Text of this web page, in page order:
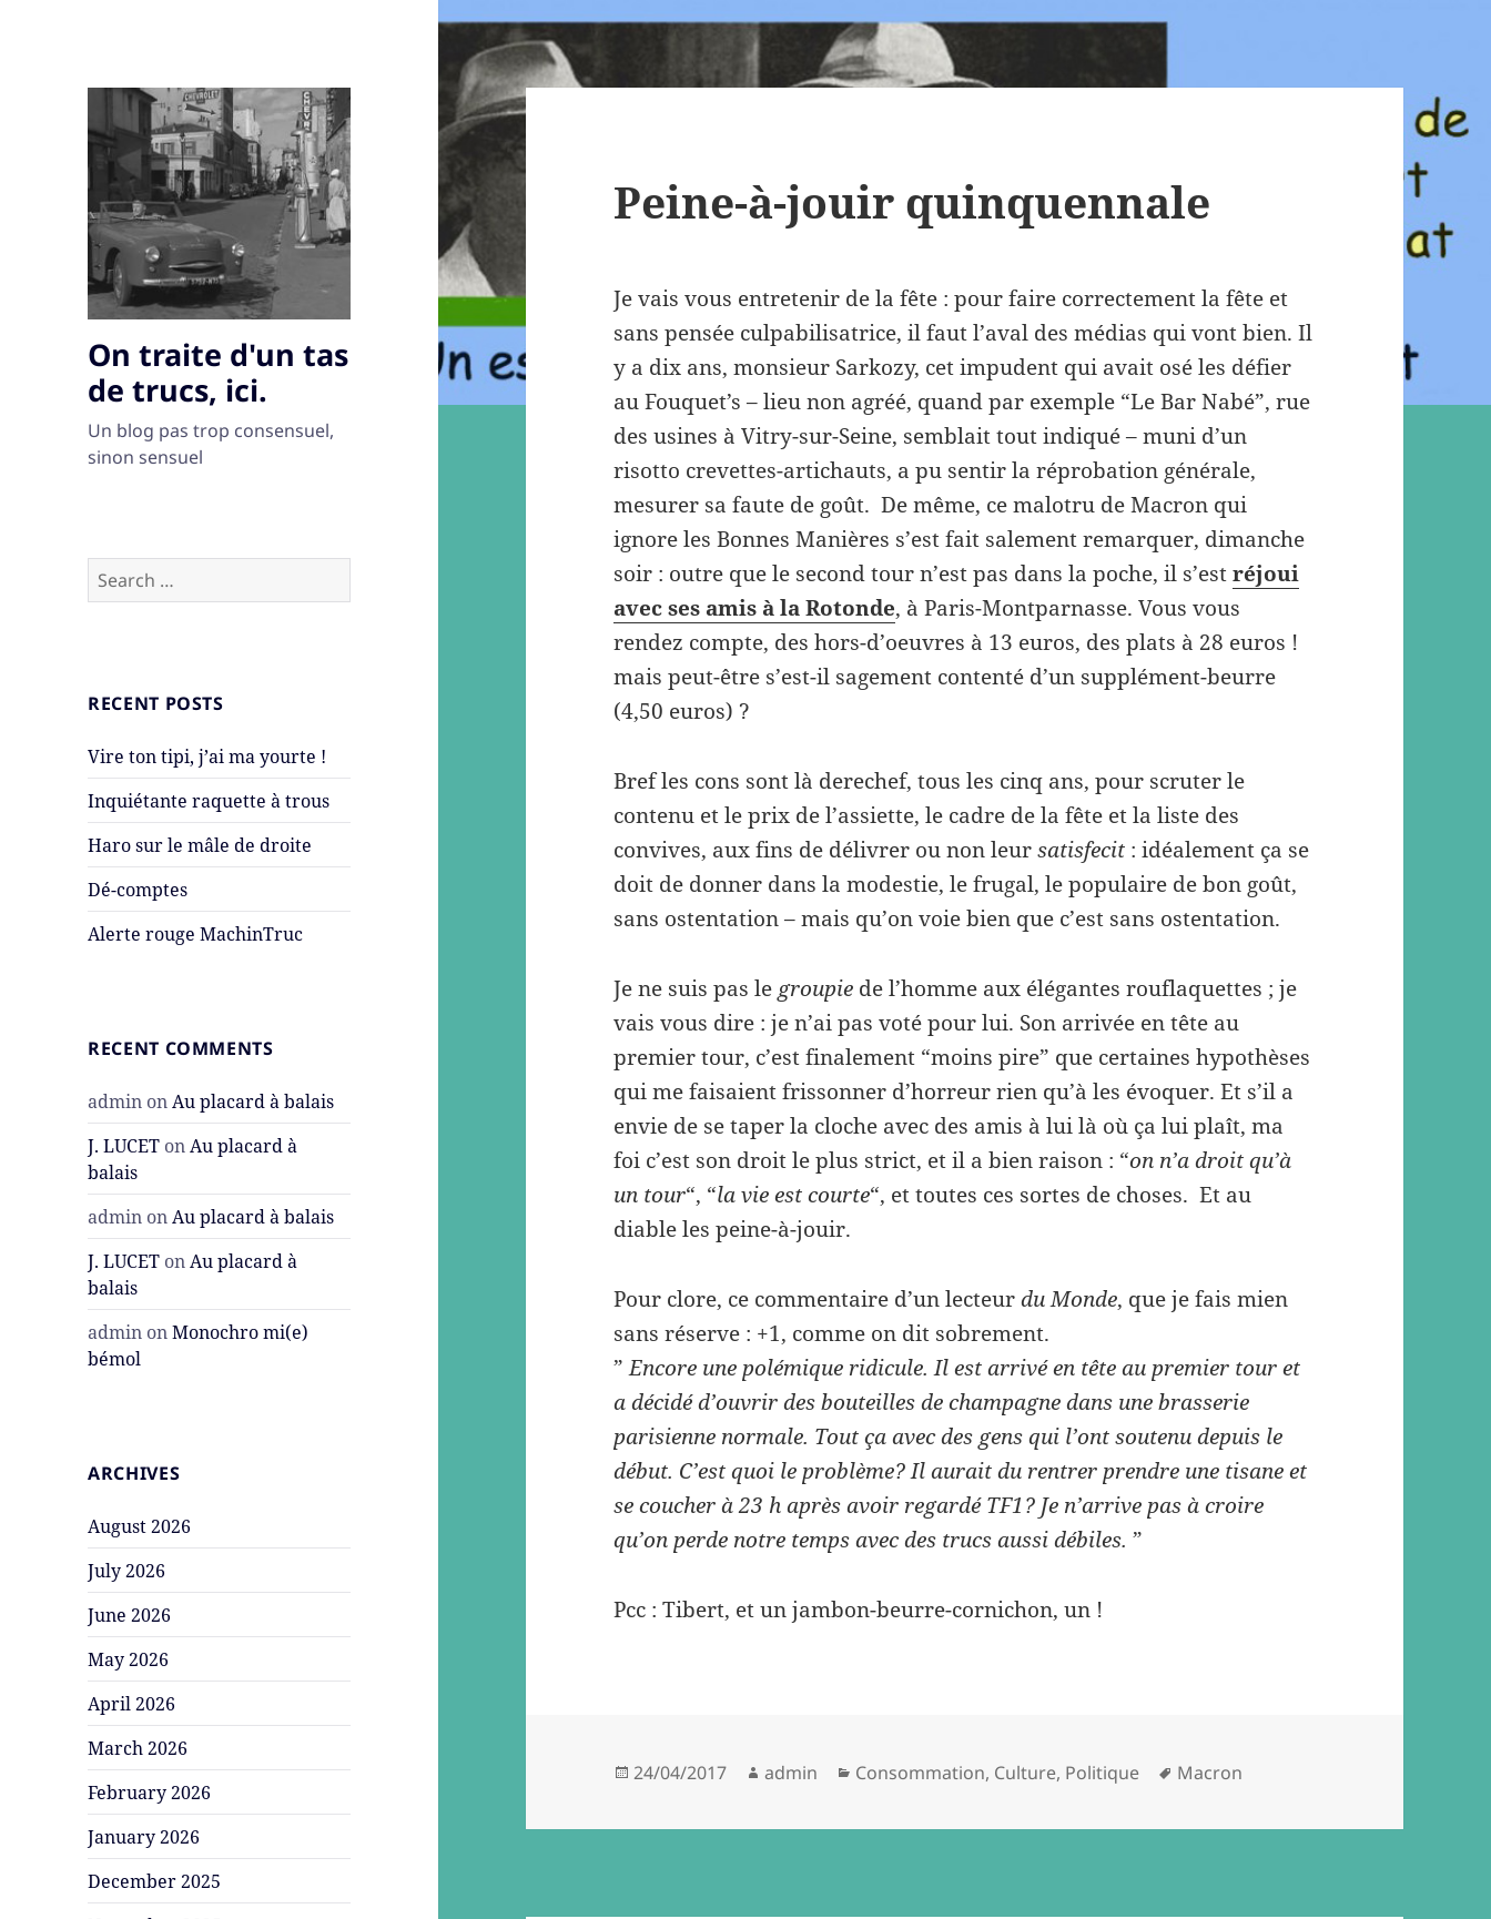
On traite d'un tas
de trucs, ici.
Un blog pas trop consensuel,
sinon sensuel
Search
for:
RECENT POSTS
Vire ton tipi, j’ai ma yourte !
Inquiétante raquette à trous
Haro sur le mâle de droite
Dé-comptes
Alerte rouge MachinTruc
RECENT COMMENTS
admin onAu placard à balais
J. LUCET onAu placard à
balais
admin onAu placard à balais
J. LUCET onAu placard à
balais
admin onMonochro mi(e)
bémol
ARCHIVES
August 2026
July 2026
June 2026
May 2026
April 2026
March 2026
February 2026
January 2026
December 2025
Peine-à-jouir quinquennale
Je vais vous entretenir de la fête : pour faire correctement la fête et
sans pensée culpabilisatrice, il faut l’aval des médias qui vont bien. Il
y a dix ans, monsieur Sarkozy, cet impudent qui avait osé les défier
au Fouquet’s – lieu non agréé, quand par exemple “Le Bar Nabé”, rue
des usines à Vitry-sur-Seine, semblait tout indiqué – muni d’un
risotto crevettes-artichauts, a pu sentir la réprobation générale,
mesurer sa faute de goût. De même, ce malotru de Macron qui
ignore les Bonnes Manières s’est fait salement remarquer, dimanche
soir : outre que le second tour n’est pas dans la poche, il s’estréjoui
avec ses amis à la Rotonde, à Paris-Montparnasse. Vous vous
rendez compte, des hors-d’oeuvres à 13 euros, des plats à 28 euros !
mais peut-être s’est-il sagement contenté d’un supplément-beurre
(4,50 euros) ?
Bref les cons sont là derechef, tous les cinq ans, pour scruter le
contenu et le prix de l’assiette, le cadre de la fête et la liste des
convives, aux fins de délivrer ou non leursatisfecit : idéalement ça se
doit de donner dans la modestie, le frugal, le populaire de bon goût,
sans ostentation – mais qu’on voie bien que c’est sans ostentation.
Je ne suis pas le groupie de l’homme aux élégantes rouflaquettes ; je
vais vous dire : je n’ai pas voté pour lui. Son arrivée en tête au
premier tour, c’est finalement “moins pire” que certaines hypothèses
qui me faisaient frissonner d’horreur rien qu’à les évoquer. Et s’il a
envie de se taper la cloche avec des amis à lui là où ça lui plaît, ma
foi c’est son droit le plus strict, et il a bien raison : “on n’a droit qu’à
un tour“, “la vie est courte“, et toutes ces sortes de choses. Et au
diable les peine-à-jouir.
Pour clore, ce commentaire d’un lecteurdu Monde, que je fais mien
sans réserve : +1, comme on dit sobrement.
”Encore une polémique ridicule. Il est arrivé en tête au premier tour et
a décidé d’ouvrir des bouteilles de champagne dans une brasserie
parisienne normale. Tout ça avec des gens qui l’ont soutenu depuis le
début. C’est quoi le problème? Il aurait du rentrer prendre une tisane et
se coucher à 23 h après avoir regardé TF1? Je n’arrive pas à croire
qu’on perde notre temps avec des trucs aussi débiles. ”
Pcc : Tibert, et un jambon-beurre-cornichon, un !
Posted
24/04/2017 Author
admin Categories
Consommation, Culture, Politique Tags
Macron